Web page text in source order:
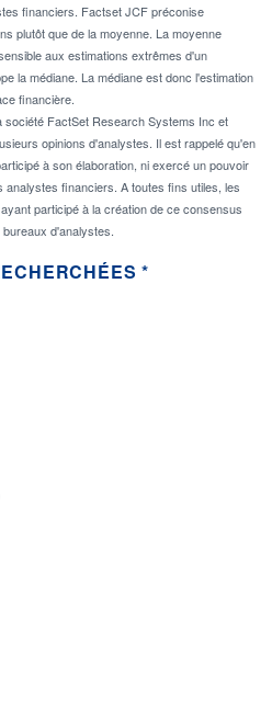
financiers. Factset JCF préconise
plutôt que de la moyenne. La moyenne
aux estimations extrêmes d'un
la médiane. La médiane est donc l'estimation
financière.
FactSet Research Systems Inc et
opinions d'analystes. Il est rappelé qu'en
à son élaboration, ni exercé un pouvoir
analystes financiers. A toutes fins utiles, les
participé à la création de ce consensus
d'analystes.
*